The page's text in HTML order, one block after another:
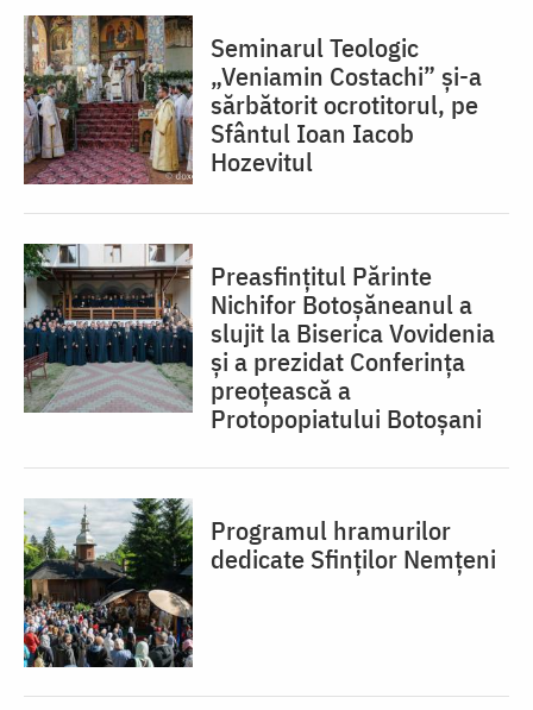
Seminarul Teologic
„Veniamin Costachi” și-a
sărbătorit ocrotitorul, pe
Sfântul Ioan Iacob
Hozevitul
Preasfințitul Părinte
Nichifor Botoșăneanul a
slujit la Biserica Vovidenia
și a prezidat Conferința
preoțească a
Protopopiatului Botoșani
Programul hramurilor
dedicate Sfinților Nemțeni